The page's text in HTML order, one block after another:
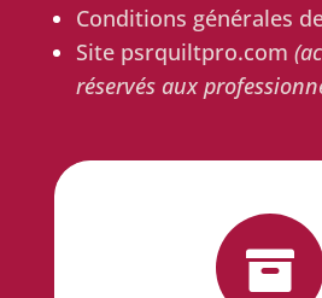
Conditions générales
Site psrquiltpro.com
réservés aux

